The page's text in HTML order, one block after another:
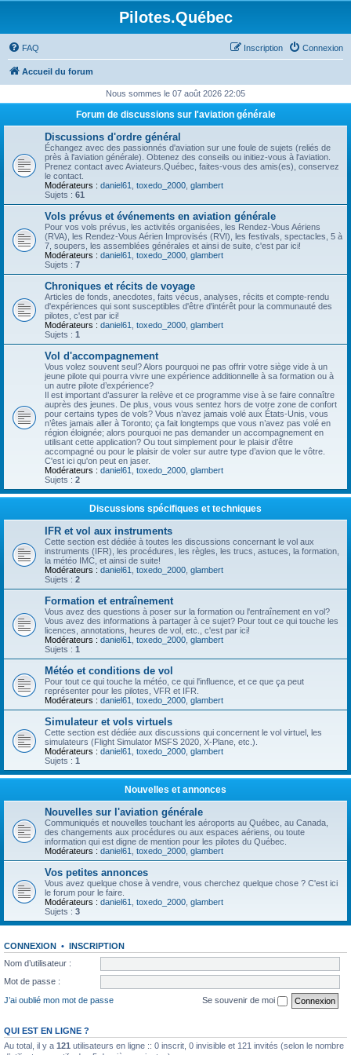
Pilotes.Québec
FAQ Connexion
Inscription
Accueil du forum
Nous sommes le 07 août 2026 22:05
Forum de discussions sur l'aviation générale
Discussions d'ordre général
Échangez avec des passionnés d'aviation sur une foule de sujets (reliés de
près à l'aviation générale). Obtenez des conseils ou initiez-vous à l'aviation.
Prenez contact avec Aviateurs.Québec, faites-vous des amis(es), conservez
le contact.
Modérateurs : daniel61 toxedo_2000 glambert
Sujets : 61
Vols prévus et événements en aviation générale
Pour vos vols prévus, les activités organisées, les Rendez-Vous Aériens
(RVA), les Rendez-Vous Aérien Improvisés (RVI), les festivals, spectacles, 5 à
7, soupers, les assemblées générales et ainsi de suite, c'est par ici!
Modérateurs : daniel61 toxedo_2000 glambert
Sujets : 7
Chroniques et récits de voyage
Articles de fonds, anecdotes, faits vécus, analyses, récits et compte-rendu
d'expériences qui sont susceptibles d'être d'intérêt pour la communauté des
pilotes, c'est par ici!
Modérateurs : daniel61 toxedo_2000 glambert
Sujets : 1
Vol d'accompagnement
Vous volez souvent seul? Alors pourquoi ne pas offrir votre siège vide à un
jeune pilote qui pourra vivre une expérience additionnelle à sa formation ou à
un autre pilote d’expérience?
Il est important d’assurer la relève et ce programme vise à se faire connaître
auprès des jeunes. De plus, vous vous sentez hors de votre zone de confort
pour certains types de vols? Vous n’avez jamais volé aux États-Unis, vous
n’êtes jamais aller à Toronto; ça fait longtemps que vous n’avez pas volé en
région éloignée; alors pourquoi ne pas demander un accompagnement en
utilisant cette application? Ou tout simplement pour le plaisir d’être
accompagné ou pour le plaisir de voler sur autre type d’avion que le vôtre.
C'est ici qu'on peut en jaser.
Modérateurs : daniel61 toxedo_2000 glambert
Sujets : 2
Discussions spécifiques et techniques
IFR et vol aux instruments
Cette section est dédiée à toutes les discussions concernant le vol aux
instruments (IFR), les procédures, les règles, les trucs, astuces, la formation,
la météo IMC, et ainsi de suite!
Modérateurs : daniel61 toxedo_2000 glambert
Sujets : 2
Formation et entraînement
Vous avez des questions à poser sur la formation ou l'entraînement en vol?
Vous avez des informations à partager à ce sujet? Pour tout ce qui touche les
licences, annotations, heures de vol, etc., c'est par ici!
Modérateurs : daniel61 toxedo_2000 glambert
Sujets : 1
Météo et conditions de vol
Pour tout ce qui touche la météo, ce qui l'influence, et ce que ça peut
représenter pour les pilotes, VFR et IFR.
Modérateurs : daniel61 toxedo_2000 glambert
Simulateur et vols virtuels
Cette section est dédiée aux discussions qui concernent le vol virtuel, les
simulateurs (Flight Simulator MSFS 2020, X-Plane, etc.).
Modérateurs : daniel61 toxedo_2000 glambert
Sujets : 1
Nouvelles et annonces
Nouvelles sur l'aviation générale
Communiqués et nouvelles touchant les aéroports au Québec, au Canada,
des changements aux procédures ou aux espaces aériens, ou toute
information qui est digne de mention pour les pilotes du Québec.
Modérateurs : daniel61 toxedo_2000 glambert
Vos petites annonces
Vous avez quelque chose à vendre, vous cherchez quelque chose ? C'est ici
le forum pour le faire.
Modérateurs : daniel61 toxedo_2000 glambert
Sujets : 3
CONNEXION • INSCRIPTION
Nom d’utilisateur :
Mot de passe :
J’ai oublié mon mot de passe
Se souvenir de moi
QUI EST EN LIGNE ?
Au total, il y a 121 utilisateurs en ligne :: 0 inscrit, 0 invisible et 121 invités (selon le nombre